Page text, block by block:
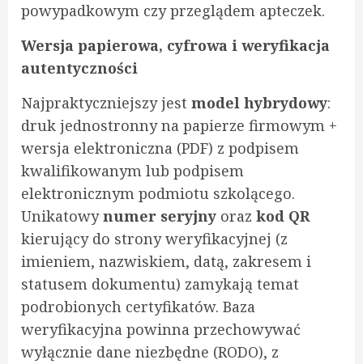
powypadkowym czy przeglądem apteczek.
Wersja papierowa, cyfrowa i weryfikacja
autentyczności
Najpraktyczniejszy jest model hybrydowy:
druk jednostronny na papierze firmowym +
wersja elektroniczna (PDF) z podpisem
kwalifikowanym lub podpisem
elektronicznym podmiotu szkolącego.
Unikatowynumer seryjny oraz kod QR
kierujący do strony weryfikacyjnej (z
imieniem, nazwiskiem, datą, zakresem i
statusem dokumentu) zamykają temat
podrobionych certyfikatów. Baza
weryfikacyjna powinna przechowywać
wyłącznie dane niezbędne (RODO), z